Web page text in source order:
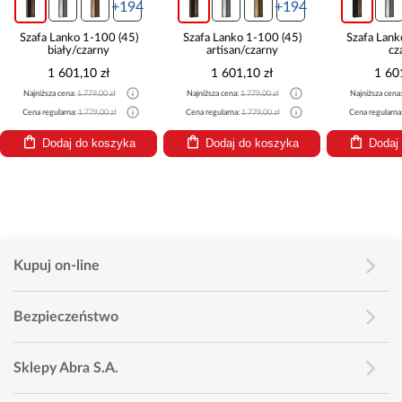
+194
Szafa Lanko 1-100 (45)
biały/czarny
1 601,10 zł
Najniższa cena:1 779,00 zł
Cena regularna:1 779,00 zł
Dodaj do koszyka
+194
Szafa Lanko 1-100 (45)
artisan/czarny
1 601,10 zł
Najniższa cena:1 779,00 zł
Cena regularna:1 779,00 zł
Dodaj do koszyka
Szafa
1
Najniższa
Cena
Kupuj on-line
Bezpieczeństwo
Sklepy Abra S.A.